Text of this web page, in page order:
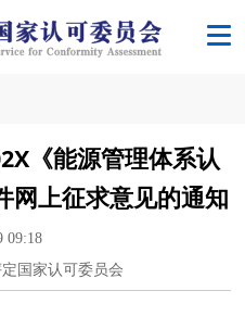
《能源管理体系认
网上征求意见的通知
09:18
国家认可委员会